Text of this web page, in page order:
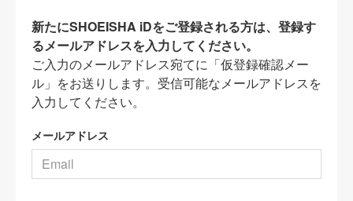
新たにSHOEISHA iDをご登録される方は、登録す
るメールアドレスを入力してください。
ご入力のメールアドレス宛てに「仮登録確認メー
ル」をお送りします。受信可能なメールアドレスを
入力してください。
メールアドレス